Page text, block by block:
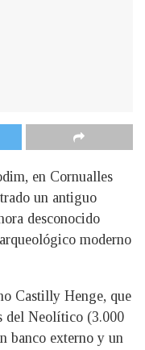
en Cornualles
un antiguo
desconocido
moderno
Castilly Henge, que
del Neolítico (3.000
banco externo y un